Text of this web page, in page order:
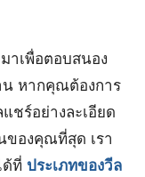
าเพื่อตอบสนอง
น หากคุณต้องการ
ชร์อย่างละเอียด
ของคุณที่สุด เรา
ที่ ประเภทของวีล